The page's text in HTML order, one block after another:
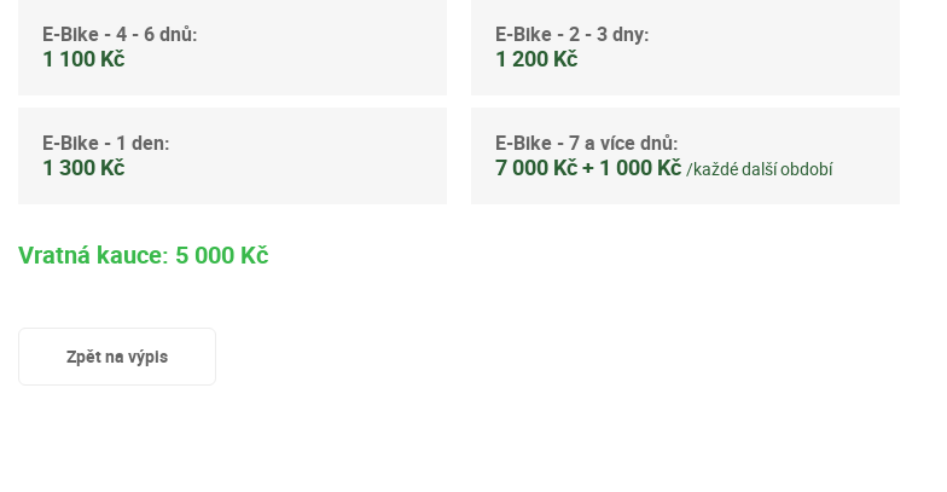
E-Bike - 4 - 6 dnů:
1 100 Kč
E-Bike - 2 - 3 dny:
1 200 Kč
E-Bike - 1 den:
1 300 Kč
E-Bike - 7 a více dnů:
7 000 Kč + 1 000 Kč /každé další období
Vratná kauce: 5 000 Kč
Zpět na výpis